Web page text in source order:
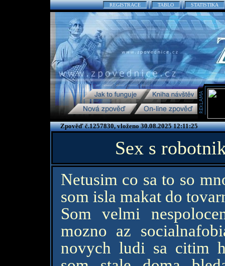
REGISTRACE TABLO STATISTIKA
Zpověď č.1257830, vloženo 30.08.2025 12:11:25
Sex s
Netusim co sa to so
som isla makat do
Som velmi
mozno az
novych ludi sa citim